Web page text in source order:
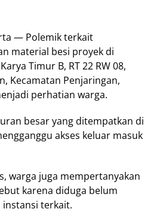
— Polemik terkait
material besi proyek di
Timur B, RT 22 RW 08,
Kecamatan Penjaringan,
perhatian warga.
besar yang ditempatkan di
akses keluar masuk
warga juga mempertanyakan
karena diduga belum
terkait.